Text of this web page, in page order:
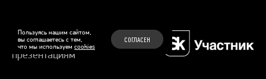
Пользуясь нашим сайтом,
вы соглашаетесь с тем,
что мы используем cookies
СОГЛАСЕН
Рекомендательные технологии
Файлы Cookie
© 2015–2026 Бонни и Слайд
Обучающие курсы по
презентациям